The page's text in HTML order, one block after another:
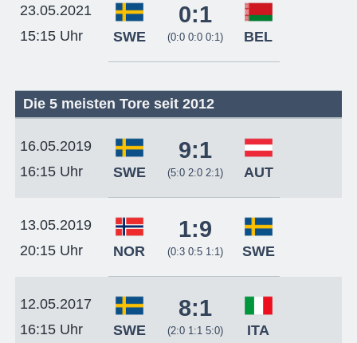
23.05.2021
15:15 Uhr
SWE
0:1
(0:0 0:0 0:1) BEL
Die 5 meisten Tore seit 2012
16.05.2019
16:15 Uhr
SWE
9:1
(5:0 2:0 2:1) AUT
13.05.2019
20:15 Uhr
NOR
1:9
(0:3 0:5 1:1) SWE
12.05.2017
16:15 Uhr
SWE
8:1
(2:0 1:1 5:0) ITA